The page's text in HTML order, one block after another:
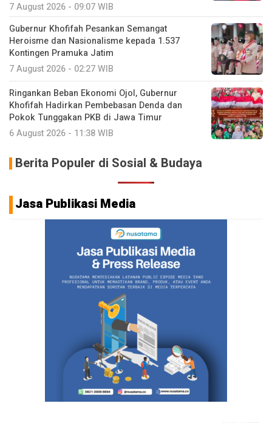
7 August 2026 - 09:07 WIB
Gubernur Khofifah Pesankan Semangat
Heroisme dan Nasionalisme kepada 1.537
Kontingen Pramuka Jatim
7 August 2026 - 02:27 WIB
Ringankan Beban Ekonomi Ojol, Gubernur
Khofifah Hadirkan Pembebasan Denda dan
Pokok Tunggakan PKB di Jawa Timur
6 August 2026 - 11:38 WIB
Berita Populer di Sosial & Budaya
Jasa Publikasi Media